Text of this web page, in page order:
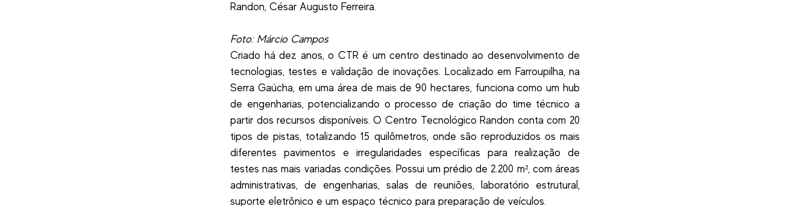
Randon, César Augusto Ferreira.
Foto: Márcio Campos
Criado há dez anos, o CTR é um centro destinado ao desenvolvimento de
tecnologias, testes e validação de inovações. Localizado em Farroupilha, na
Serra Gaúcha, em uma área de mais de 90 hectares, funciona como um hub
de engenharias, potencializando o processo de criação do time técnico a
partir dos recursos disponíveis. O Centro Tecnológico Randon conta com 20
tipos de pistas, totalizando 15 quilômetros, onde são reproduzidos os mais
diferentes pavimentos e irregularidades específicas para realização de
testes nas mais variadas condições. Possui um prédio de 2.200 m², com áreas
administrativas, de engenharias, salas de reuniões, laboratório estrutural,
suporte eletrônico e um espaço técnico para preparação de veículos.